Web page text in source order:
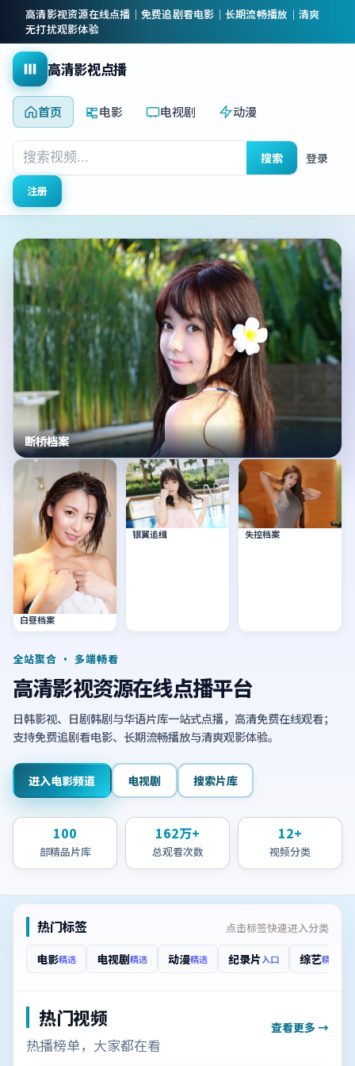
高清影视资源在线点播｜免费追剧看电影｜长期流畅播放｜清爽
无打扰观影体验
高清影视点播
首页 电影 电视剧 动漫
搜索 登录
注册
全站聚合 · 多端畅看
高清影视资源在线点播平台
日韩影视、日剧韩剧与华语片库一站式点播，高清免费在线观看；
支持免费追剧看电影、长期流畅播放与清爽观影体验。
进入电影频道 电视剧 搜索片库
100
部精品片库
162万+
总观看次数
12+
视频分类
断桥档案
白昼档案
银翼追缉 失控档案
热门标签 点击标签快速进入分类
电影精选 电视剧精选 动漫精选 纪录片入口 综艺精选
热门视频
热播榜单，大家都在看
查看更多 →